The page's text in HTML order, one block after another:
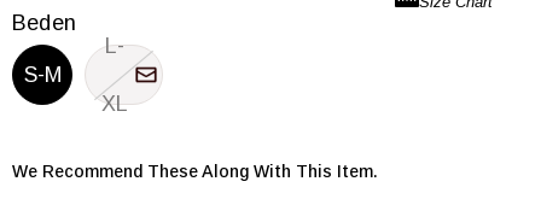
Beden
S-M
L-
XL
We Recommend These Along With This Item.